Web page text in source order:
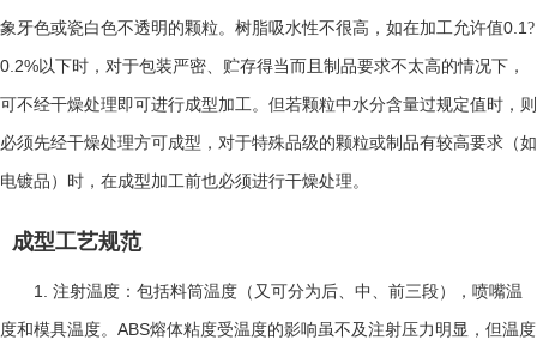
象牙色或瓷白色不透明的颗粒。树脂吸水性不很高，如在加工允许值0.1 ?
0.2%以下时，对于包装严密、贮存得当而且制品要求不太高的情况下，
可不经干燥处理即可进行成型加工。但若颗粒中水分含量过规定值时，则
必须先经干燥处理方可成型，对于特殊品级的颗粒或制品有较高要求（如
电镀品）时，在成型加工前也必须进行干燥处理。
成型工艺规范
1. 注射温度：包括料筒温度（又可分为后、中、前三段），喷嘴温
度和模具温度。 ABS熔体粘度受温度的影响虽不及注射压力明显，但温度